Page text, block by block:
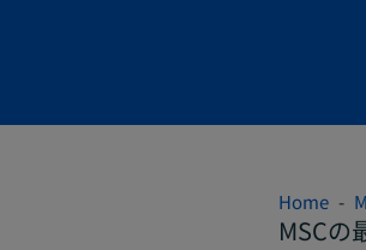
Home
MSCの